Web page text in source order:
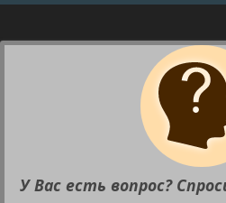
У Вас есть вопрос?